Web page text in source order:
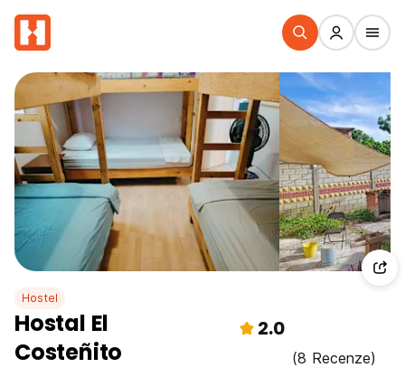
Hostel
Hostal El
Costeñito
2.0
(8 Recenze)